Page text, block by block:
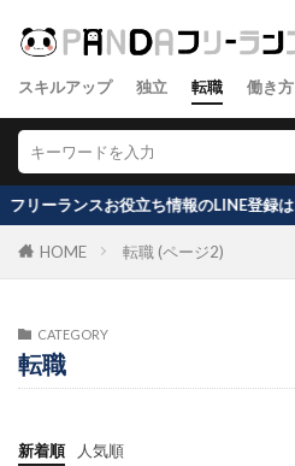
スキルアップ 独立 転職 働き方
お役立ち情報のLINE登録はこちら
HOME 転職 (ページ2)
CATEGORY
転職
新着順 人気順